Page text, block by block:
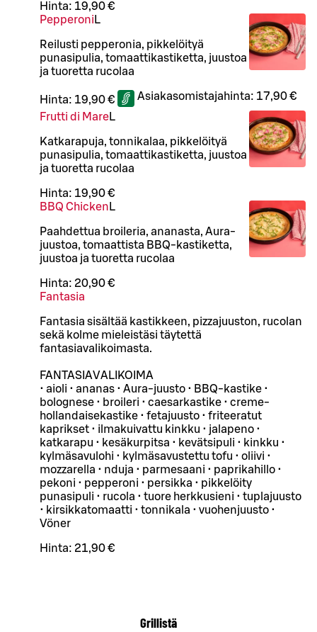
Hinta: 19,90 €
Pepperoni L
Reilusti pepperonia, pikkelöityä
punasipulia, tomaattikastiketta, juustoa
ja tuoretta rucolaa
Hinta: 19,90 € Asiakasomistajahinta: 17,90 €
Frutti di MareL
Katkarapuja, tonnikalaa, pikkelöityä
punasipulia, tomaattikastiketta, juustoa
ja tuoretta rucolaa
Hinta: 19,90 €
BBQ Chicken L
Paahdettua broileria, ananasta, Aura-
juustoa, tomaattista BBQ-kastiketta,
juustoa ja tuoretta rucolaa
Hinta: 20,90 €
Fantasia
Fantasia sisältää kastikkeen, pizzajuuston, rucolan
sekä kolme mieleistäsi täytettä
fantasiavalikoimasta.
FANTASIAVALIKOIMA
• aioli • ananas • Aura-juusto • BBQ-kastike •
bolognese • broileri • caesarkastike • creme-
hollandaisekastike • fetajuusto • friteeratut
kaprikset • ilmakuivattu kinkku • jalapeno •
katkarapu • kesäkurpitsa • kevätsipuli • kinkku •
kylmäsavulohi • kylmäsavustettu tofu • oliivi •
mozzarella • nduja • parmesaani • paprikahillo •
pekoni • pepperoni • persikka • pikkelöity
punasipuli • rucola • tuore herkkusieni • tuplajuusto
• kirsikkatomaatti • tonnikala • vuohenjuusto •
Vöner
Hinta: 21,90 €
Grillistä